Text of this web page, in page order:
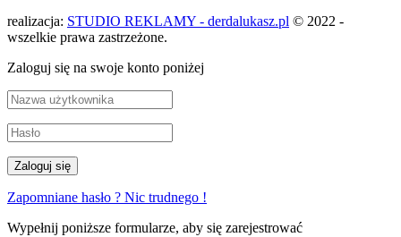
realizacja: STUDIO REKLAMY - derdalukasz.pl © 2022 -
wszelkie prawa zastrzeżone.
Zaloguj się na swoje konto poniżej
Zapomniane hasło ? Nic trudnego !
Wypełnij poniższe formularze, aby się zarejestrować